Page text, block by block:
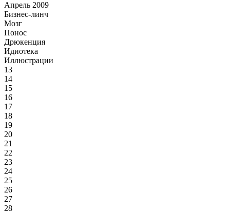
Апрель 2009
Бизнес-линч
Мозг
Понос
Дрюкенция
Идиотека
Иллюстрации
13
14
15
16
17
18
19
20
21
22
23
24
25
26
27
28